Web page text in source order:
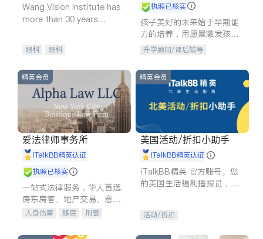
Wang Vision Institute has
more than 30 years
眼科 眼科
执照已核实
孩子美好的未来始于早期能
力的培养，用愿景激发孩子
的学习潜力和动力。理念：
拥有成长型心态是成功的基
石。
升学顾问/课后辅导
精英会员
爱法律师事务所
iTalkBB精英认证
执照已核实
一站式法律服务，华人首选.
房东房客、地产交易、意外
伤害、车祸重伤、商业诉
建筑合同、刑事案件全包办
人身伤害 移民
刑事
精英会员
美国活动/折扣小助手
iTalkBB精英认证
iTalkBB精英 官方账号。您
的美国生活福利播报员，精
专属福利。
活动/折扣